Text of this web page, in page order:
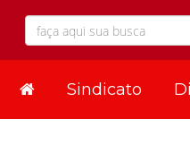
Sindicato